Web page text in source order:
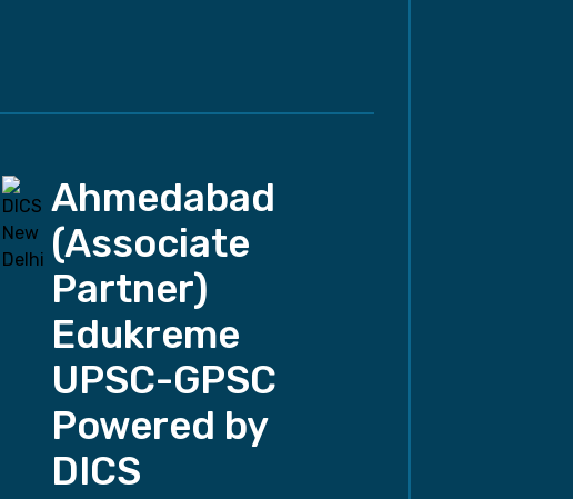
Ahmedabad
(Associate
Partner)
Edukreme
UPSC-GPSC
Powered by
DICS